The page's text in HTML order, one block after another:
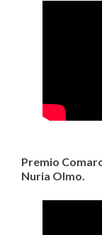
Premio
Nuria Olmo.